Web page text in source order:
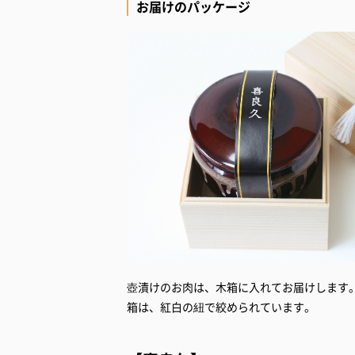
お届けのパッケージ
壺漬けのお肉は、木箱に入れてお届けします
箱は、紅白の紐で絞められています。